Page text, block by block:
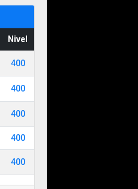
Nivel
400
400
400
400
400